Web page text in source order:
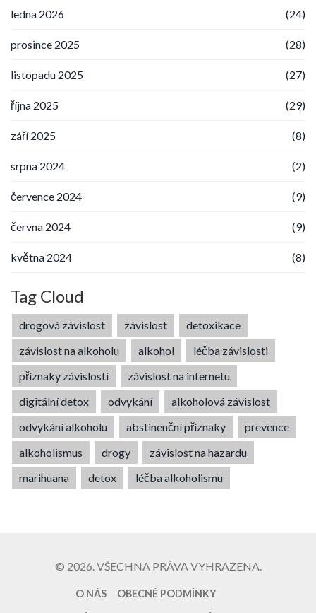
ledna 2026 (24)
prosince 2025 (28)
listopadu 2025 (27)
října 2025 (29)
září 2025 (8)
srpna 2024 (2)
července 2024 (9)
června 2024 (9)
května 2024 (8)
Tag Cloud
drogová závislost závislost
detoxikace
závislost na alkoholu
alkohol
léčba závislosti
příznaky závislosti
závislost na internetu
digitální detox
odvykání
alkoholová závislost
odvykání alkoholu
abstinenční příznaky
prevence
alkoholismus
drogy
závislost na hazardu
marihuana
detox léčba alkoholismu
© 2026. VŠECHNA PRÁVA VYHRAZENA.
O NÁS
OBECNÉ PODMÍNKY